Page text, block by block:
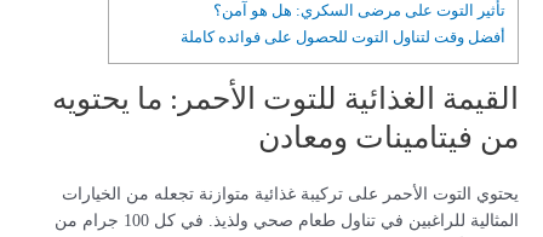
تأثير التوت على مرضى السكري: هل هو آمن؟
أفضل وقت لتناول التوت للحصول على فوائده كاملة
القيمة الغذائية للتوت الأحمر: ما يحتويه
من فيتامينات ومعادن
يحتوي التوت الأحمر على تركيبة غذائية متوازنة تجعله من الخيارات
المثالية للراغبين في تناول طعام صحي ولذيذ. في كل 100 جرام من